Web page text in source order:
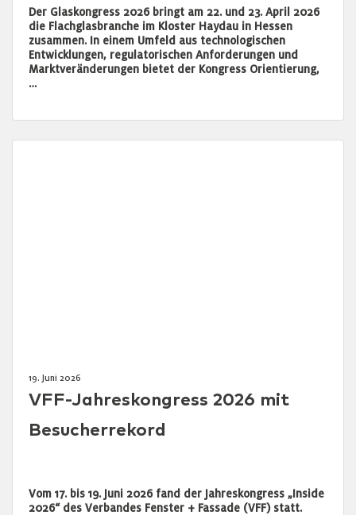
Der Glaskongress 2026 bringt am 22. und 23. April 2026
die Flachglasbranche im Kloster Haydau in Hessen
zusammen. In einem Umfeld aus technologischen
Entwicklungen, regulatorischen Anforderungen und
Marktveränderungen bietet der Kongress Orientierung,
…
19. Juni 2026
VFF-Jahreskongress 2026 mit
Besucherrekord
Vom 17. bis 19. Juni 2026 fand der Jahreskongress „Inside
2026“ des Verbandes Fenster + Fassade (VFF) statt.